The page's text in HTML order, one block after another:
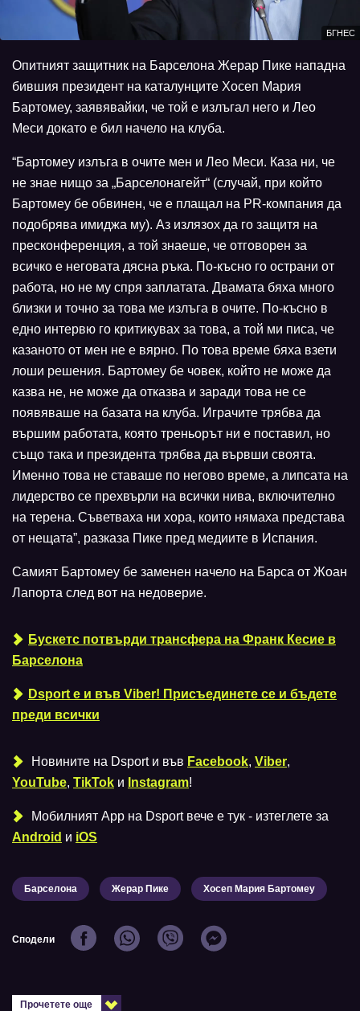
БГНЕС
Опитният защитник на Барселона Жерар Пике нападна
бившия президент на каталунците Хосеп Мария
Бартомеу, заявявайки, че той е излъгал него и Лео
Меси докато е бил начело на клуба.
“Бартомеу излъга в очите мен и Лео Меси. Каза ни, че
не знае нищо за „Барселонагейт“ (случай, при който
Бартомеу бе обвинен, че е плащал на PR-компания да
подобрява имиджа му). Аз излязох да го защитя на
пресконференция, а той знаеше, че отговорен за
всичко е неговата дясна ръка. По-късно го острани от
работа, но не му спря заплатата. Двамата бяха много
близки и точно за това ме излъга в очите. По-късно в
едно интервю го критикувах за това, а той ми писа, че
казаното от мен не е вярно. По това време бяха взети
лоши решения. Бартомеу бе човек, който не може да
казва не, не може да отказва и заради това не се
появяваше на базата на клуба. Играчите трябва да
вършим работата, която треньорът ни е поставил, но
също така и президента трябва да вървши своята.
Именно това не ставаше по негово време, а липсата на
лидерство се прехвърли на всички нива, включително
на терена. Съветваха ни хора, които нямаха представа
от нещата”, разказа Пике пред медиите в Испания.
Самият Бартомеу бе заменен начело на Барса от Жоан
Лапорта след вот на недоверие.
Бускетс потвърди трансфера на Франк Кесие в
Барселона
Dsport е и във Viber! Присъединете се и бъдете
преди всички
Новините на Dsport и във Facebook, Viber,
YouTube, TikTok и Instagram!
Мобилният Аpp на Dsport вече е тук - изтеглете за
Android и iOS
Барселона Жерар Пике Хосеп Мария Бартомеу
Сподели
Прочетете още